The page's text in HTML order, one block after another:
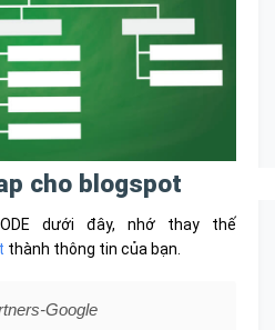
cho blogspot
dưới đây, nhớ thay thế
thành thông tin của bạn.
Google